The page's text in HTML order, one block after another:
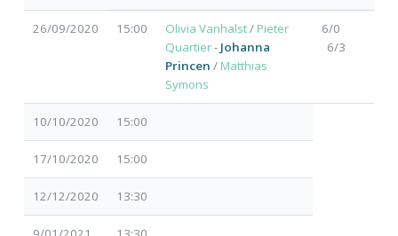
26/09/2020 15:00 Olivia Vanhalst/ Pieter
Quartier- Johanna
Princen / Matthias
Symons
6/0
6/3
10/10/2020 15:00
17/10/2020 15:00
12/12/2020 13:30